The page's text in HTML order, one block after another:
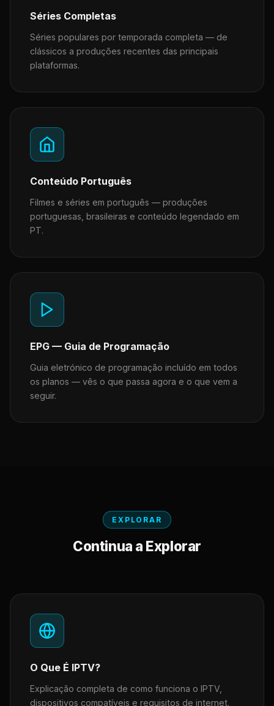
Séries Completas
Séries populares por temporada completa — de
clássicos a produções recentes das principais
plataformas.
Conteúdo Português
Filmes e séries em português — produções
portuguesas, brasileiras e conteúdo legendado em
PT.
EPG — Guia de Programação
Guia eletrónico de programação incluído em todos
os planos — vês o que passa agora e o que vem a
seguir.
EXPLORAR
Continua a Explorar
O Que É IPTV?
Explicação completa de como funciona o IPTV,
dispositivos compatíveis e requisitos de internet.